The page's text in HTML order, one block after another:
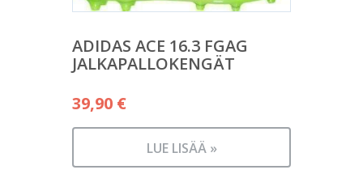
ADIDAS ACE 16.3 FGAG
JALKAPALLOKENGÄT
39,90 €
LUE LISÄÄ »